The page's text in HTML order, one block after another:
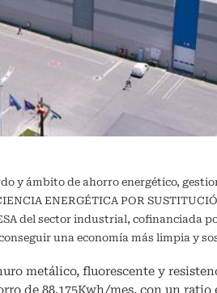
y ámbito de ahorro energético,
ENERGÉTICA POR
del sector industrial, cofinanciada
una economía más limpia y
metálico, fluorescente y
de 88.175Kwh/mes, con un